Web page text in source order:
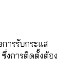
ารรับกระแส
งการติดตั้งต้อง